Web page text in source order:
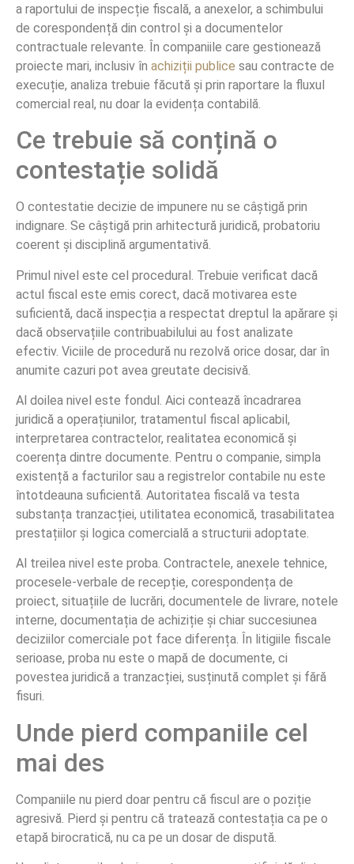
a raportului de inspecție fiscală, a anexelor, a schimbului
de corespondență din control și a documentelor
contractuale relevante. În companiile care gestionează
proiecte mari, inclusiv în achiziții publice sau contracte de
execuție, analiza trebuie făcută și prin raportare la fluxul
comercial real, nu doar la evidența contabilă.
Ce trebuie să conțină o
contestație solidă
O contestatie decizie de impunere nu se câștigă prin
indignare. Se câștigă prin arhitectură juridică, probatoriu
coerent și disciplină argumentativă.
Primul nivel este cel procedural. Trebuie verificat dacă
actul fiscal este emis corect, dacă motivarea este
suficientă, dacă inspecția a respectat dreptul la apărare și
dacă observațiile contribuabilului au fost analizate
efectiv. Viciile de procedură nu rezolvă orice dosar, dar în
anumite cazuri pot avea greutate decisivă.
Al doilea nivel este fondul. Aici contează încadrarea
juridică a operațiunilor, tratamentul fiscal aplicabil,
interpretarea contractelor, realitatea economică și
coerența dintre documente. Pentru o companie, simpla
existență a facturilor sau a registrelor contabile nu este
întotdeauna suficientă. Autoritatea fiscală va testa
substanța tranzacției, utilitatea economică, trasabilitatea
prestațiilor și logica comercială a structurii adoptate.
Al treilea nivel este proba. Contractele, anexele tehnice,
procesele-verbale de recepție, corespondența de
proiect, situațiile de lucrări, documentele de livrare, notele
interne, documentația de achiziție și chiar succesiunea
deciziilor comerciale pot face diferența. În litigiile fiscale
serioase, proba nu este o mapă de documente, ci
povestea juridică a tranzacției, susținută complet și fără
fisuri.
Unde pierd companiile cel
mai des
Companiile nu pierd doar pentru că fiscul are o poziție
agresivă. Pierd și pentru că tratează contestația ca pe o
etapă birocratică, nu ca pe un dosar de dispută.